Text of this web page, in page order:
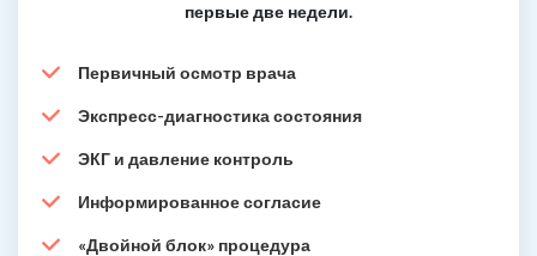
первые две недели.
Первичный осмотр врача
Экспресс-диагностика состояния
ЭКГ и давление контроль
Информированное согласие
«Двойной блок» процедура